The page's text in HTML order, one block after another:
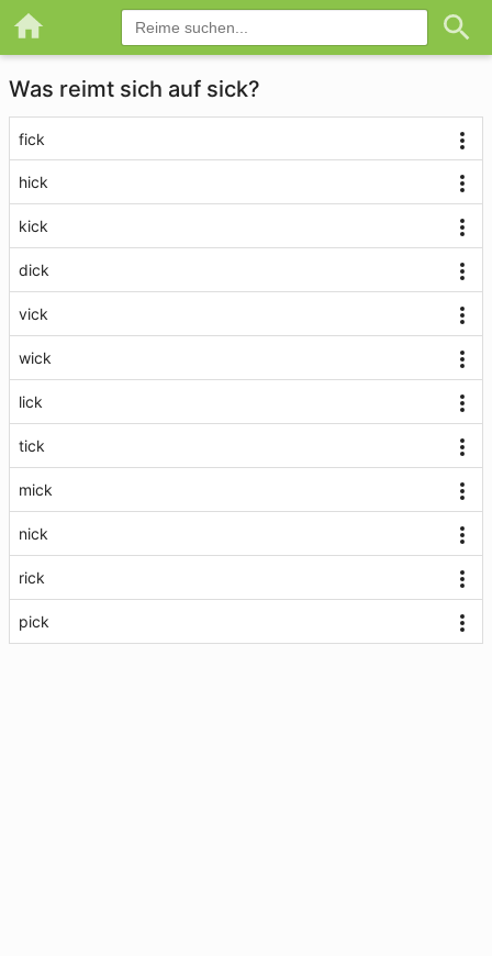
Was reimt sich auf sick?
fick
hick
kick
dick
vick
wick
lick
tick
mick
nick
rick
pick